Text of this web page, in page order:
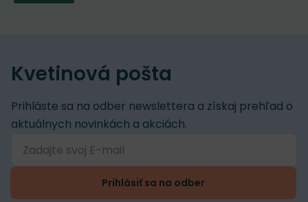
Kvetinová pošta
Prihláste sa na odber newslettera a získaj prehľad o
aktuálnych novinkách a akciách.
Prihlásiť sa na odber